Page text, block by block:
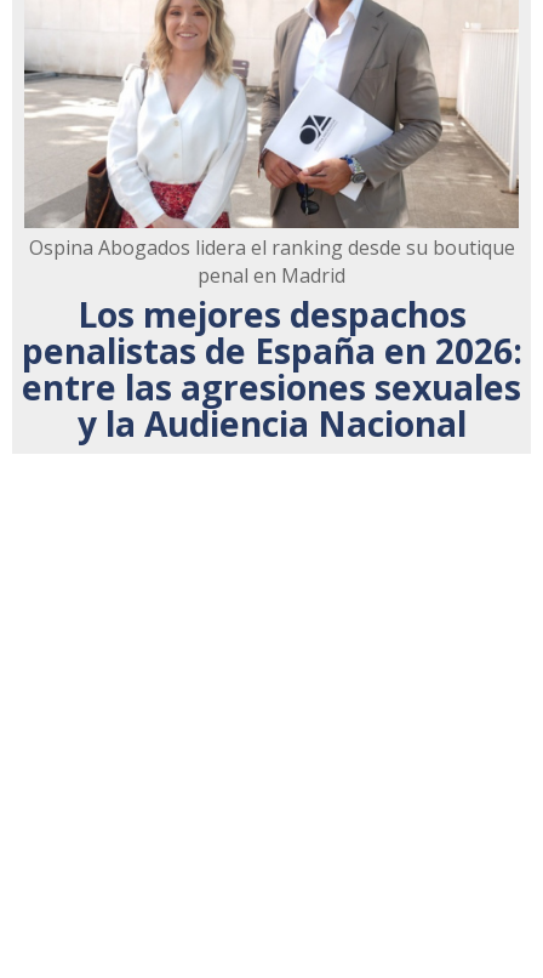
Ospina Abogados lidera el ranking desde su boutique
penal en Madrid
Los mejores despachos
penalistas de España en 2026:
entre las agresiones sexuales
y la Audiencia Nacional